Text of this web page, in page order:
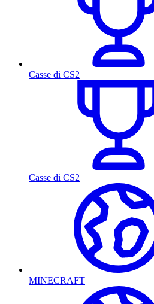
Casse di CS2
Casse di CS2
MINECRAFT